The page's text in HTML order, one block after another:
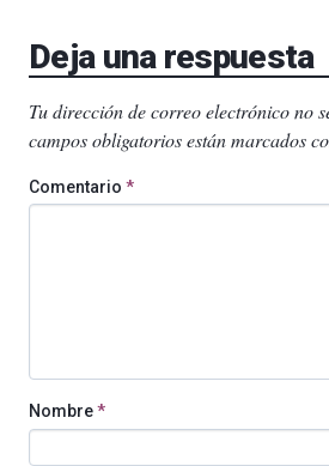
Deja una respuesta
Tu dirección de correo electrónico no
campos obligatorios están marcados
Comentario *
Nombre*